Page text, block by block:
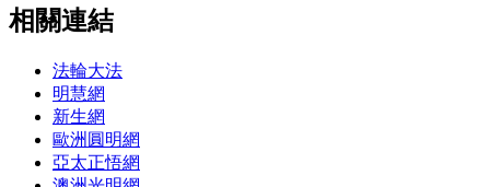
相關連結
法輪大法
明慧網
新生網
歐洲圓明網
亞太正悟網